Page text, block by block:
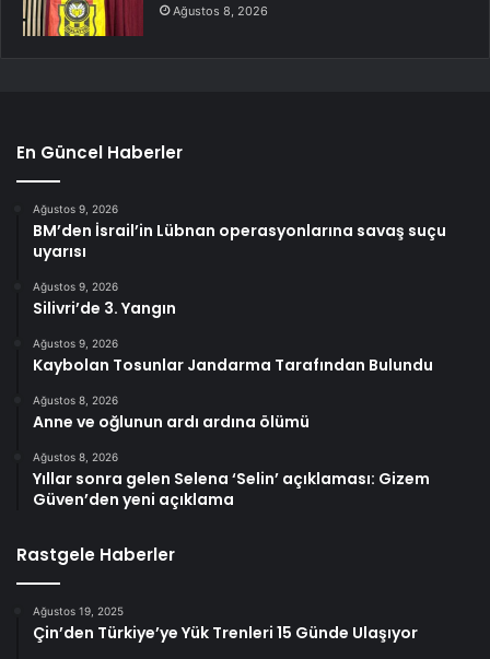
Ağustos 8, 2026
En Güncel Haberler
Ağustos 9, 2026
BM’den İsrail’in Lübnan operasyonlarına savaş suçu
uyarısı
Ağustos 9, 2026
Silivri’de 3. Yangın
Ağustos 9, 2026
Kaybolan Tosunlar Jandarma Tarafından Bulundu
Ağustos 8, 2026
Anne ve oğlunun ardı ardına ölümü
Ağustos 8, 2026
Yıllar sonra gelen Selena ‘Selin’ açıklaması: Gizem
Güven’den yeni açıklama
Rastgele Haberler
Ağustos 19, 2025
Çin’den Türkiye’ye Yük Trenleri 15 Günde Ulaşıyor